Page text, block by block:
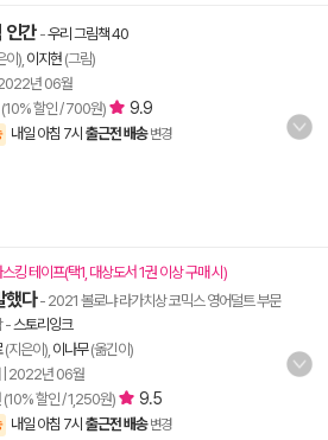
인간 -우리 그림책 40
이), 이지현 (그림)
년 06월
할인 / 700원) 9.9
내일 아침 7시 출근전 배송 변경
킹 테이프(택1, 대상도서 1권 이상 구매 시)
했다- 2021 볼로냐 라가치상 코믹스 영어덜트 부문
-스토리잉크
(지은이), 이나무(옮긴이)
2022년 06월
(10% 할인 / 1,250원) 9.5
내일 아침 7시 출근전 배송 변경